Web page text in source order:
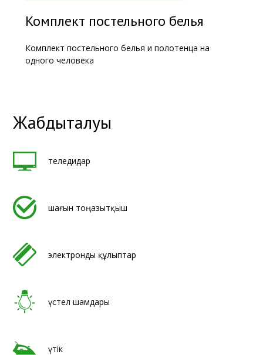
Комплект постельного белья
Комплект постельного белья и полотенца на
одного человека
Жабдықталуы
теледидар
шағын тоңазытқыш
электронды құлыптар
үстел шамдары
үтік